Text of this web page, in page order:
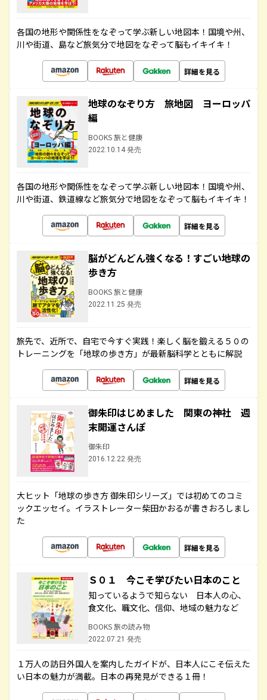
各国の地形や関係性をなぞって学ぶ新しい地図本！国境や州、
川や街道、島など旅気分で地図をなぞって脳もイキイキ！
詳細を見る
地球のなぞり方 旅地図 ヨーロッパ
編
BOOKS 旅と健康
2022.10.14 発売
各国の地形や関係性をなぞって学ぶ新しい地図本！国境や州、
川や街道、鉄道線など旅気分で地図をなぞって脳もイキイキ！
詳細を見る
脳がどんどん強くなる！すごい地球の
歩き方
BOOKS 旅と健康
2022.11.25 発売
旅先で、近所で、自宅で今すぐ実践！楽しく脳を鍛える５０の
トレーニングを「地球の歩き方」が最新脳科学とともに解説
詳細を見る
御朱印はじめました 関東の神社 週
末開運さんぽ
御朱印
2016.12.22 発売
大ヒット「地球の歩き方 御朱印シリーズ」では初めてのコミ
ックエッセイ。イラストレーター柴田かおるが書きおろしまし
た
詳細を見る
Ｓ０１ 今こそ学びたい日本のこと
知っているようで知らない 日本人の心、
食文化、職文化、信仰、地域の魅力など
BOOKS 旅の読み物
2022.07.21 発売
１万人の訪日外国人を案内したガイドが、日本人にこそ伝えた
い日本の魅力が満載。日本の再発見ができる１冊！